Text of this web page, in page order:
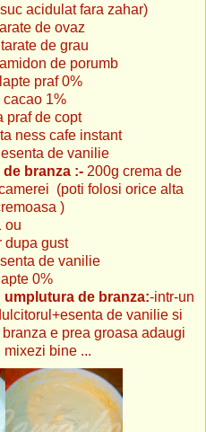
acidulat fara zahar)
de ovaz
de grau
de porumb
praf 0%
1%
praf de copt
cafe instant
de vanilie
branza :-200g crema de
(poti folosi orice alta
)
ou
dupa gust
de vanilie
0%
umplutura de branza:-intr-un
de vanilie si
e prea groasa adaugi
mixezi bine ...